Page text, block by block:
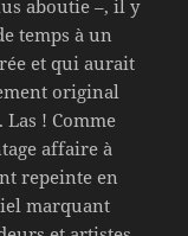
aboutie –, il y
temps à un
et qui aurait
original
! Comme
affaire à
repeinte en
marquant